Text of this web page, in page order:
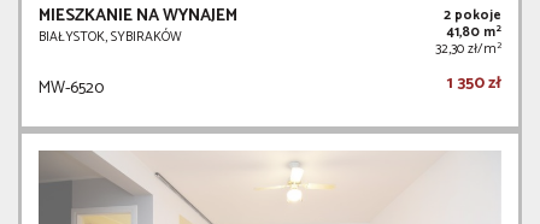
MIESZKANIE NA WYNAJEM
BIAŁYSTOK, SYBIRAKÓW
2 pokoje
41,80 m2
32,30 zł/m2
MW-6520 1 350 zł